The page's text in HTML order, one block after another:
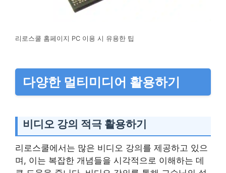
리로스쿨 홈페이지 PC 이용 시 유용한 팁
다양한 멀티미디어 활용하기
비디오 강의 적극 활용하기
리로스쿨에서는 많은 비디오 강의를 제공하고 있으
며, 이는 복잡한 개념들을 시각적으로 이해하는 데